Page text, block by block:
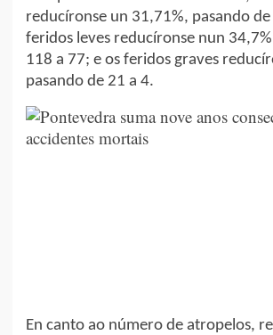
reducíronse un 31,71%, pasando
feridos leves reducíronse nun
118 a 77; e os feridos graves
pasando de 21 a 4.
En canto ao número de atropelos,